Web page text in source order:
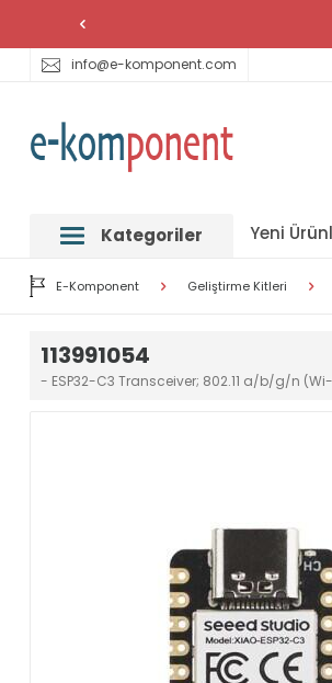
info@e-komponent.com
Kategoriler Yeni
E-Komponent Geliştirme Kitleri
113991054
- ESP32-C3 Transceiver; 802.11 a/b/g/n (Wi-